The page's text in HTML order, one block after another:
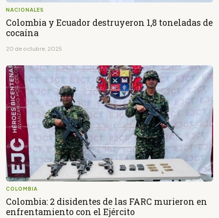
NACIONALES
Colombia y Ecuador destruyeron 1,8 toneladas de
cocaína
20 de octubre, 2025
COLOMBIA
Colombia: 2 disidentes de las FARC murieron en
enfrentamiento con el Ejército